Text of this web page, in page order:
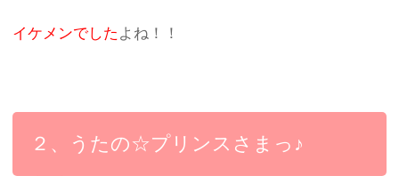
イケメンでした よね！！
２、うたの☆プリンスさまっ♪